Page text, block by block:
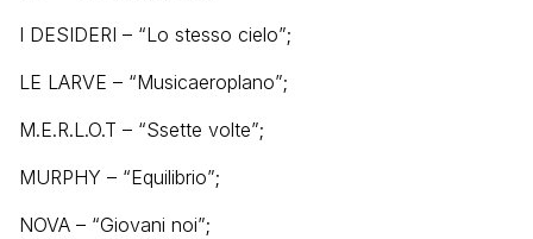
I DESIDERI – “Lo stesso cielo”;
LE LARVE – “Musicaeroplano”;
M.E.R.L.O.T – “Ssette volte”;
MURPHY – “Equilibrio”;
NOVA – “Giovani noi”;